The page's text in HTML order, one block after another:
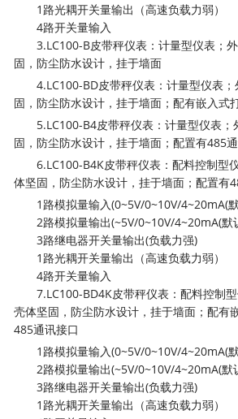
1路光耦开关量输出（高速负载力弱）
4路开关量输入
3.LC100-B皮带秤仪表：计量型仪表；外
固，防尘防水设计，挂于墙面
4.LC100-BD皮带秤仪表：计量型仪表；
固，防尘防水设计，挂于墙面；配有嵌入
5.LC100-B4皮带秤仪表：计量型仪表
固，防尘防水设计，挂于墙面；配置有485
6.LC100-B4K皮带秤仪表：配料控制型仪表
体坚固，防尘防水设计，挂于墙面；配置
1路模拟量输入(0~5V/0~10V/4~20mA(
2路模拟量输出(~5V/0~10V/4~20mA(默
3路继电器开关量输出(负载力强)
1路光耦开关量输出（高速负载力弱）
4路开关量输入
7.LC100-BD4K皮带秤仪表：配料控制型仪表
壳体坚固，防尘防水设计，挂于墙面；配
485通讯接口
1路模拟量输入(0~5V/0~10V/4~20mA(
2路模拟量输出(~5V/0~10V/4~20mA(默
3路继电器开关量输出(负载力强)
1路光耦开关量输出（高速负载力弱）